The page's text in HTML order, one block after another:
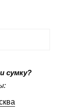
сумку?